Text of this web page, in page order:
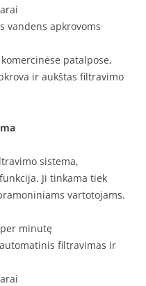
vandens apkrovoms
patalpose,
ir aukštas filtravimo
sistema,
Ji tinkama tiek
vartotojams.
minutę
filtravimas ir